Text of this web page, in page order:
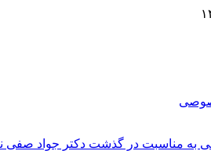
به مناسبت در گذشت دکتر جواد صفی